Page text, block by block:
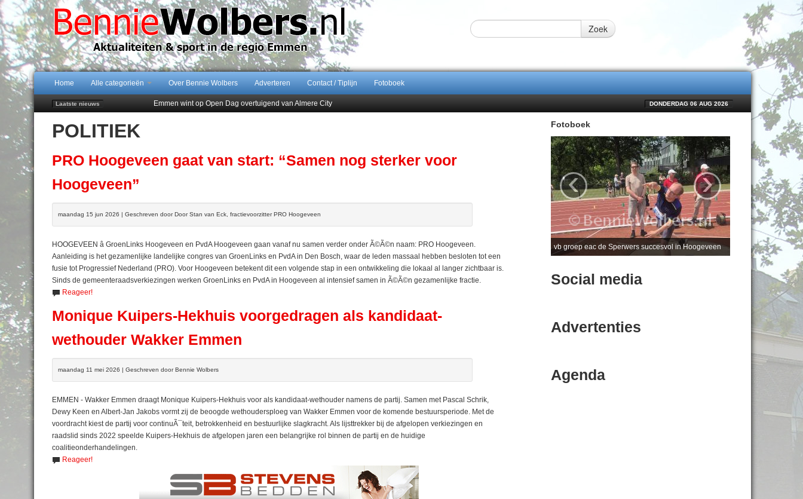
Zoek
Home Alle categorieën Over Bennie Wolbers Adverteren Contact / Tiplijn Fotoboek
Laatste nieuws
Emmen wint op Open Dag overtuigend van Almere City
DONDERDAG 06 AUG 2026
POLITIEK
PRO Hoogeveen gaat van start: “Samen nog sterker voor
Hoogeveen”
maandag 15 jun 2026 | Geschreven door Door Stan van Eck, fractievoorzitter PRO Hoogeveen
HOOGEVEEN â GroenLinks Hoogeveen en PvdA Hoogeveen gaan vanaf nu samen verder onder Ã©Ã©n naam: PRO Hoogeveen.
Aanleiding is het gezamenlijke landelijke congres van GroenLinks en PvdA in Den Bosch, waar de leden massaal hebben besloten tot een
fusie tot Progressief Nederland (PRO). Voor Hoogeveen betekent dit een volgende stap in een ontwikkeling die lokaal al langer zichtbaar is.
Sinds de gemeenteraadsverkiezingen werken GroenLinks en PvdA in Hoogeveen al intensief samen in Ã©Ã©n gezamenlijke fractie.
Reageer!
Monique Kuipers-Hekhuis voorgedragen als kandidaat-
wethouder Wakker Emmen
maandag 11 mei 2026 | Geschreven door Bennie Wolbers
EMMEN - Wakker Emmen draagt Monique Kuipers-Hekhuis voor als kandidaat-wethouder namens de partij. Samen met Pascal Schrik,
Dewy Keen en Albert-Jan Jakobs vormt zij de beoogde wethoudersploeg van Wakker Emmen voor de komende bestuursperiode. Met de
voordracht kiest de partij voor continuÃ¯teit, betrokkenheid en bestuurlijke slagkracht. Als lijsttrekker bij de afgelopen verkiezingen en
raadslid sinds 2022 speelde Kuipers-Hekhuis de afgelopen jaren een belangrijke rol binnen de partij en de huidige
coalitieonderhandelingen.
Reageer!
Fotoboek
vb groep eac de Sperwers succesvol in Hoogeveen
‹ ›
Social media
Advertenties
Agenda